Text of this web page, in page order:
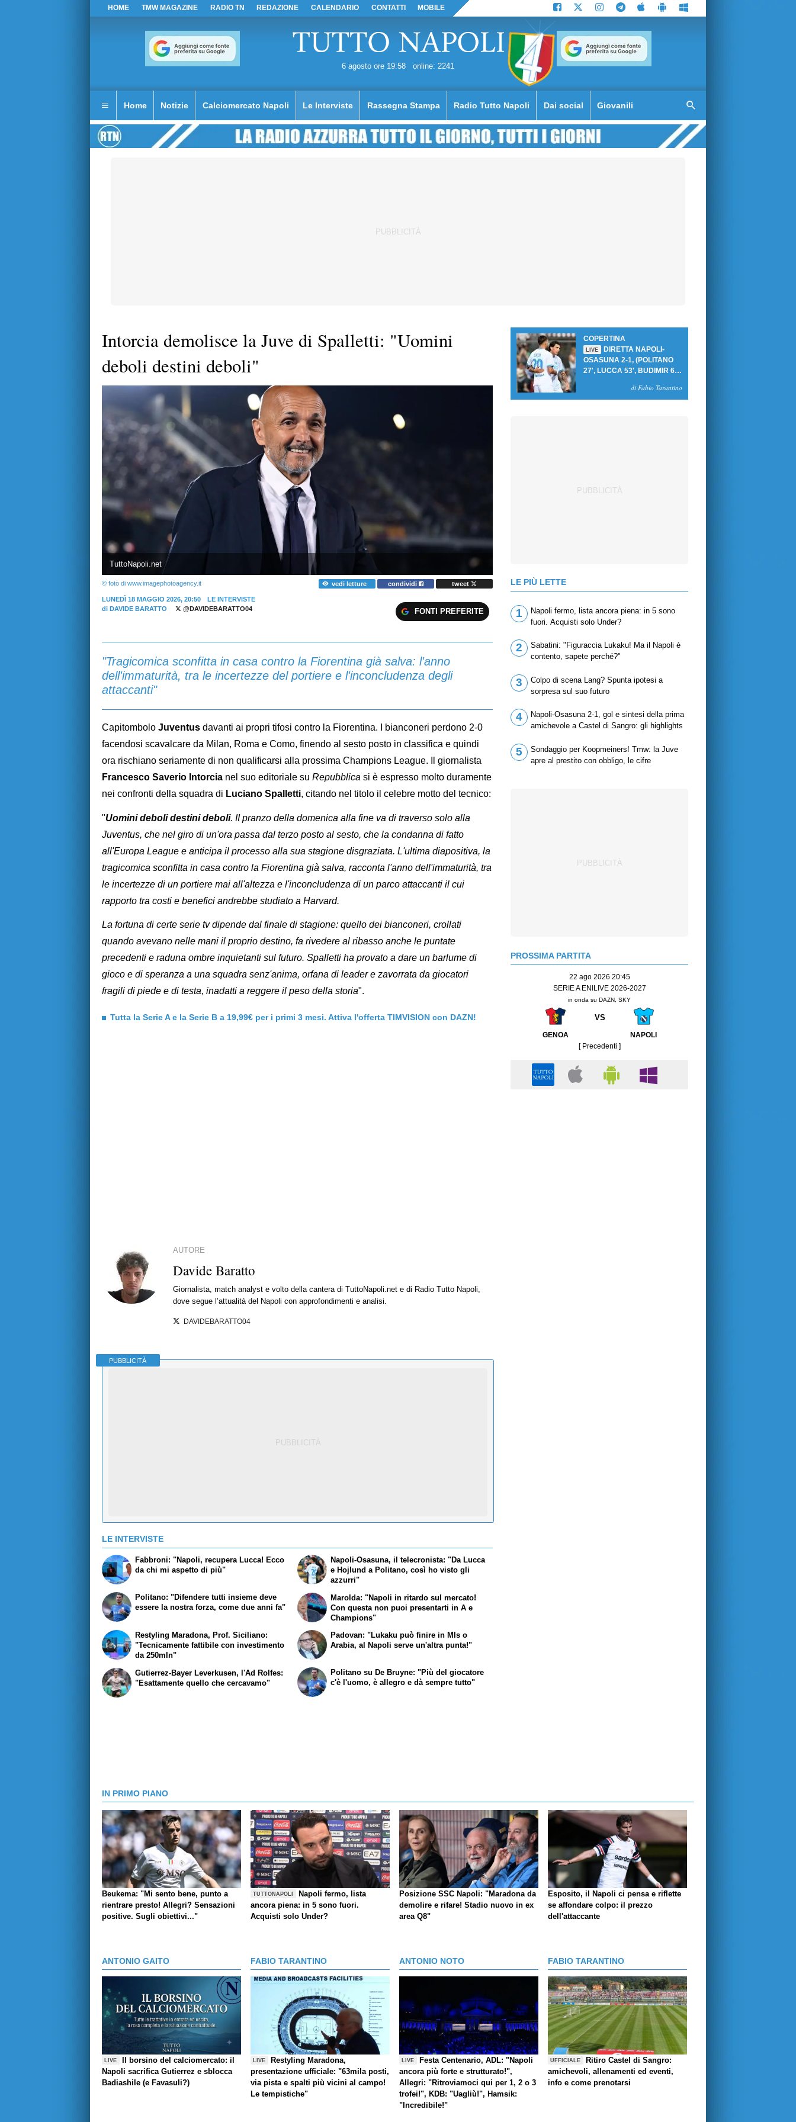
HOME TMW MAGAZINE RADIO TN REDAZIONE CALENDARIO CONTATTI MOBILE
6 agosto ore 19:58 online: 2241
Home Notizie Calciomercato Napoli Le Interviste Rassegna Stampa Radio Tutto Napoli Dai social Giovanili
Intorcia demolisce la Juve di Spalletti: "Uomini
deboli destini deboli"
TuttoNapoli.net
© foto di www.imagephotoagency.it vedi letture condividi tweet
LUNEDÌ 18 MAGGIO 2026, 20:50
LE INTERVISTE
di DAVIDE BARATTO @DAVIDEBARATTO04 FONTI PREFERITE
"Tragicomica sconfitta in casa contro la Fiorentina già salva: l'anno
dell'immaturità, tra le incertezze del portiere e l'inconcludenza degli
attaccanti"
Capitombolo Juventus davanti ai propri tifosi contro la Fiorentina. I bianconeri perdono 2-0
facendosi scavalcare da Milan, Roma e Como, finendo al sesto posto in classifica e quindi
ora rischiano seriamente di non qualificarsi alla prossima Champions League. Il giornalista
Francesco Saverio Intorcia nel suo editoriale su Repubblica si è espresso molto duramente
nei confronti della squadra di Luciano Spalletti, citando nel titolo il celebre motto del tecnico:
"Uomini deboli destini deboli. II pranzo della domenica alla fine va di traverso solo alla
Juventus, che nel giro di un'ora passa dal terzo posto al sesto, che la condanna di fatto
all'Europa League e anticipa il processo alla sua stagione disgraziata. L'ultima diapositiva, la
tragicomica sconfitta in casa contro la Fiorentina già salva, racconta l'anno dell'immaturità, tra
le incertezze di un portiere mai all'altezza e l'inconcludenza di un parco attaccanti il cui
rapporto tra costi e benefici andrebbe studiato a Harvard.
La fortuna di certe serie tv dipende dal finale di stagione: quello dei bianconeri, crollati
quando avevano nelle mani il proprio destino, fa rivedere al ribasso anche le puntate
precedenti e raduna ombre inquietanti sul futuro. Spalletti ha provato a dare un barlume di
gioco e di speranza a una squadra senz'anima, orfana di leader e zavorrata da giocatori
fragili di piede e di testa, inadatti a reggere il peso della storia".
Tutta la Serie A e la Serie B a 19,99€ per i primi 3 mesi. Attiva l'offerta TIMVISION con DAZN!
AUTORE
Davide Baratto
Giornalista, match analyst e volto della cantera di TuttoNapoli.net e di Radio Tutto Napoli,
dove segue l’attualità del Napoli con approfondimenti e analisi.
DAVIDEBARATTO04
PUBBLICITÀ
LE INTERVISTE
Fabbroni: "Napoli, recupera Lucca! Ecco
da chi mi aspetto di più"
Politano: "Difendere tutti insieme deve
essere la nostra forza, come due anni fa"
Napoli-Osasuna, il telecronista: "Da Lucca
e Hojlund a Politano, così ho visto gli
azzurri"
Marolda: "Napoli in ritardo sul mercato!
Con questa non puoi presentarti in A e
Champions"
Restyling Maradona, Prof. Siciliano:
"Tecnicamente fattibile con investimento
da 250mln"
Gutierrez-Bayer Leverkusen, l'Ad Rolfes:
"Esattamente quello che cercavamo"
Padovan: "Lukaku può finire in Mls o
Arabia, al Napoli serve un'altra punta!"
Politano su De Bruyne: "Più del giocatore
c'è l'uomo, è allegro e dà sempre tutto"
COPERTINA
LIVE
DIRETTA NAPOLI-
OSASUNA 2-1, (POLITANO
27', LUCCA 53', BUDIMIR 69'
PER PRIMA VITTORIA AL
di Fabio Tarantino
LE PIÙ LETTE
1
Napoli fermo, lista ancora piena: in 5 sono
fuori. Acquisti solo Under?
2
Sabatini: "Figuraccia Lukaku! Ma il Napoli è
contento, sapete perché?"
3
Colpo di scena Lang? Spunta ipotesi a
sorpresa sul suo futuro
4
Napoli-Osasuna 2-1, gol e sintesi della prima
amichevole a Castel di Sangro: gli highlights
5
Sondaggio per Koopmeiners! Tmw: la Juve
apre al prestito con obbligo, le cifre
PROSSIMA PARTITA
22 ago 2026 20:45
SERIE A ENILIVE 2026-2027
in onda su DAZN, SKY
VS
GENOA
NAPOLI
[ Precedenti ]
IN PRIMO PIANO
Beukema: "Mi sento bene, punto a
rientrare presto! Allegri? Sensazioni
positive. Sugli obiettivi..."
TUTTONAPOLI
Napoli fermo, lista
ancora piena: in 5 sono fuori.
Acquisti solo Under?
Posizione SSC Napoli: "Maradona da
demolire e rifare! Stadio nuovo in ex
area Q8"
Esposito, il Napoli ci pensa e riflette
se affondare colpo: il prezzo
dell'attaccante
ANTONIO GAITO
LIVE
Il borsino del calciomercato: il
Napoli sacrifica Gutierrez e sblocca
Badiashile (e Favasuli?)
FABIO TARANTINO
LIVE
Restyling Maradona,
presentazione ufficiale: "63mila posti,
via pista e spalti più vicini al campo!
Le tempistiche"
ANTONIO NOTO
LIVE
Festa Centenario, ADL: "Napoli
ancora più forte e strutturato!",
Allegri: "Ritroviamoci qui per 1, 2 o 3
trofei!", KDB: "Uagliù!", Hamsik:
"Incredibile!"
FABIO TARANTINO
UFFICIALE
Ritiro Castel di Sangro:
amichevoli, allenamenti ed eventi,
info e come prenotarsi